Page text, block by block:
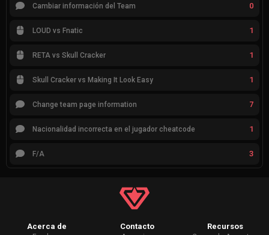
Cambiar información del Team 0
LOUD vs Fnatic 1
RETA vs Skull Cracker 1
Skull Cracker vs Making It Look Easy 1
Change team page information 7
Nacionalidad incorrecta en el jugador cheatcode 1
F/A 3
Acerca de Contacto Recursos